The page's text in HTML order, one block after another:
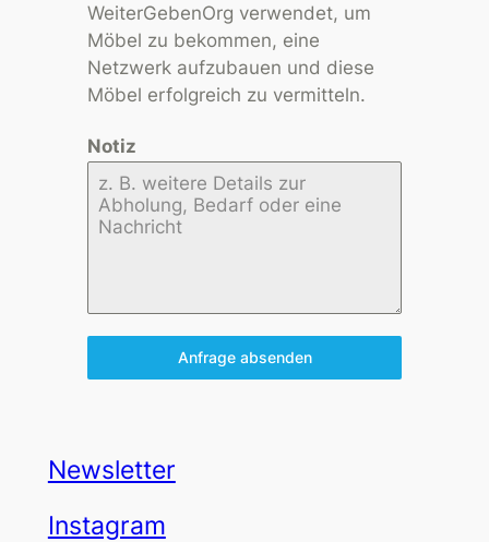
WeiterGebenOrg verwendet, um
Möbel zu bekommen, eine
Netzwerk aufzubauen und diese
Möbel erfolgreich zu vermitteln.
Notiz
Anfrage absenden
Newsletter
Instagram